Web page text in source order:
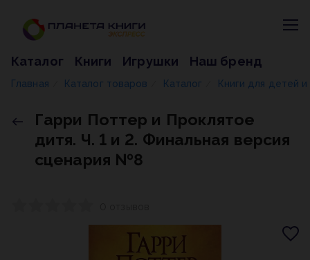
Каталог Книги Игрушки Наш бренд
Главная Каталог товаров Каталог Книги для детей
Гарри Поттер и Проклятое
дитя. Ч. 1 и 2. Финальная версия
сценария №8